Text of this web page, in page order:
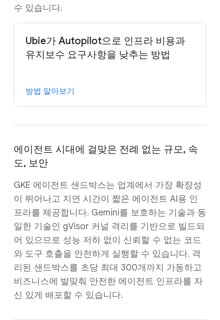
수 있습니다.
Ubie가 Autopilot으로 인프라 비용과
유지보수 요구사항을 낮추는 방법
방법 알아보기
에이전트 시대에 걸맞은 전례 없는 규모, 속
도, 보안
GKE 에이전트 샌드박스는 업계에서 가장 확장성
이 뛰어나고 지연 시간이 짧은 에이전트 AI용 인
프라를 제공합니다. Gemini를 보호하는 기술과 동
일한 기술인 gVisor 커널 격리를 기반으로 빌드되
어 있으므로 성능 저하 없이 신뢰할 수 없는 코드
와 도구 호출을 안전하게 실행할 수 있습니다. 격
리된 샌드박스를 초당 최대 300개까지 가동하고
비즈니스에 발맞춰 안전한 에이전트 인프라를 자
신 있게 배포할 수 있습니다.